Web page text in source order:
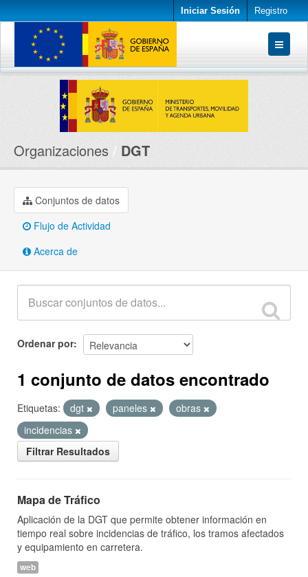
Iniciar Sesión Registro
Conjuntos de datos
Organizaciones
Organizaciones DGT
Conjuntos de datos
Flujo de Actividad
Acerca de
Ordenar por
1 conjunto de datos encontrado
Etiquetas: dgt paneles
obras
incidencias
Filtrar Resultados
Mapa de Tráfico
Aplicación de la DGT que permite obtener información en
tiempo real sobre incidencias de tráfico, los tramos afectados
y equipamiento en carretera.
web